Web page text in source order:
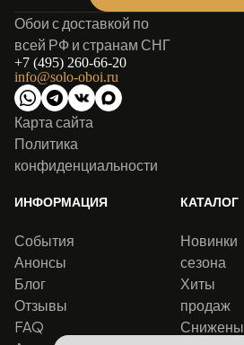
Обои с доставкой по
всей РФ и странам СНГ
+7 (495) 260-66-20
info@solo-oboi.ru
Карта сайта
Политика
конфиденциальности
ИНФОРМАЦИЯ
События
Анонсы
Блог
Отзывы
FAQ
КАТАЛОГ
Новинки
сезона
Хиты
продаж
Снижены